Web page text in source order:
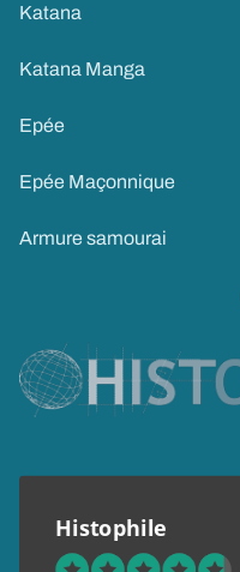
Katana
Katana Manga
Epée
Epée Maçonnique
Armure samourai
Histophile